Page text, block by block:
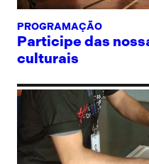
PROGRAMAÇÃO
Participe das
culturais